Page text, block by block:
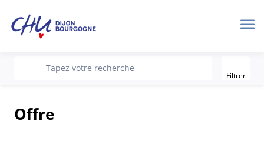
recherche
Tapez votre recherche
Filtrer
Offre